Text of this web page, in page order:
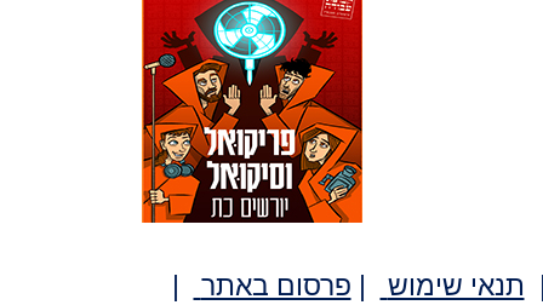
תנאי שימוש | פרסום באתר
|